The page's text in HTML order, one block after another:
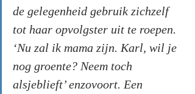
de gelegenheid gebruik zichzelf
tot haar opvolgster uit te roepen.
‘Nu zal ik mama zijn. Karl, wil je
nog groente? Neem toch
alsjeblieft’ enzovoort. Een